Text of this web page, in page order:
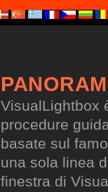
VisualLightbox
procedure
basate sul
una sola linea
finestra di